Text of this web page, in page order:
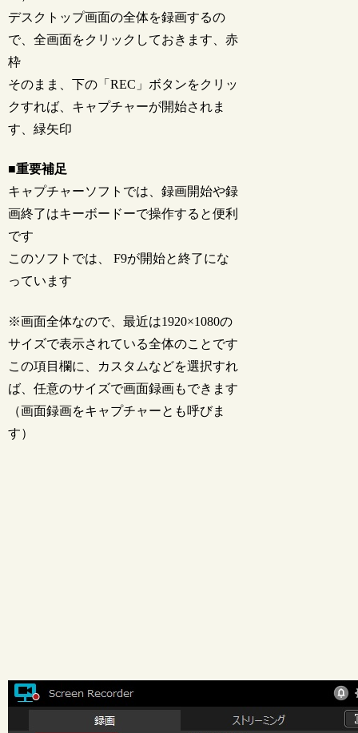
デスクトップ画面の全体を録画するの
で、全画面をクリックしておきます、赤
枠
そのまま、下の「REC」ボタンをクリッ
クすれば、キャプチャーが開始されま
す、緑矢印
■重要補足
キャプチャーソフトでは、録画開始や録
画終了はキーボードーで操作すると便利
です
このソフトでは、F9が開始と終了にな
っています
※画面全体なので、最近は1920×1080の
サイズで表示されている全体のことです
この項目欄に、カスタムなどを選択すれ
ば、任意のサイズで画面録画もできます
（画面録画をキャプチャーとも呼びま
す）